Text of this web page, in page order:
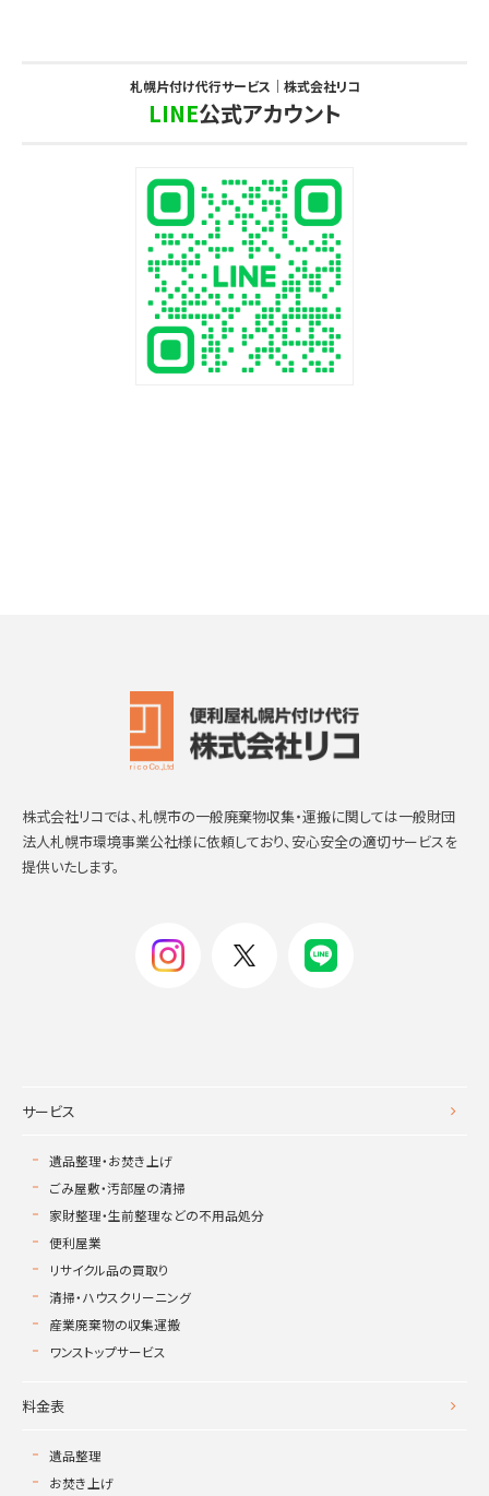
札幌片付け代行サービス｜株式会社リコ
LINE公式アカウント
株式会社リコでは、札幌市の一般廃棄物収集・運搬に関しては一般財団
法人札幌市環境事業公社様に依頼しており、安心安全の適切サービスを
提供いたします。
サービス
遺品整理・お焚き上げ
ごみ屋敷・汚部屋の清掃
家財整理・生前整理などの不用品処分
便利屋業
リサイクル品の買取り
清掃・ハウスクリーニング
産業廃棄物の収集運搬
ワンストップサービス
料金表
遺品整理
お焚き上げ